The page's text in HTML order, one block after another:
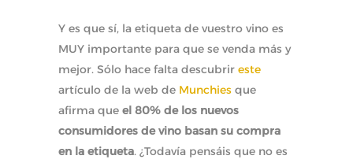
Y es que sí, la etiqueta de vuestro vino es
MUY importante para que se venda más y
mejor. Sólo hace falta descubrir este
artículo de la web de Munchies que
afirma que el 80% de los nuevos
consumidores de vino basan su compra
en la etiqueta. ¿Todavía pensáis que no es